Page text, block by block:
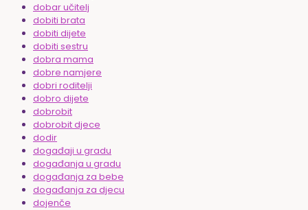
dobar učitelj
dobiti brata
dobiti dijete
dobiti sestru
dobra mama
dobre namjere
dobri roditelji
dobro dijete
dobrobit
dobrobit djece
dodir
događaji u gradu
događanja u gradu
događanja za bebe
događanja za djecu
dojenče